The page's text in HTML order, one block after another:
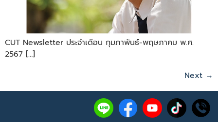
CUT Newsletter ประจำเดือน กุมภาพันธ์-พฤษภาคม พ.ศ.
2567 […]
Next →